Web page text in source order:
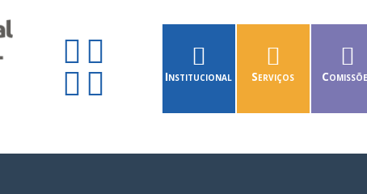
Institucional Serviços